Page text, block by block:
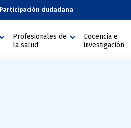
Participación ciudadana
Profesionales de
la salud
Docencia e
investigación